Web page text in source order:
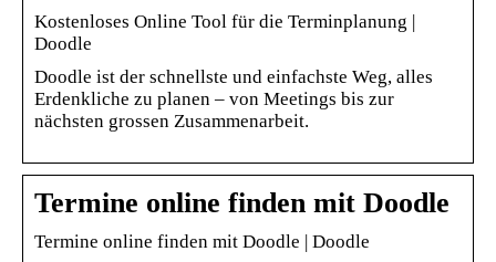
Kostenloses Online Tool für die Terminplanung |
Doodle
Doodle ist der schnellste und einfachste Weg, alles
Erdenkliche zu planen – von Meetings bis zur
nächsten grossen Zusammenarbeit.
Termine online finden mit Doodle
Termine online finden mit Doodle | Doodle